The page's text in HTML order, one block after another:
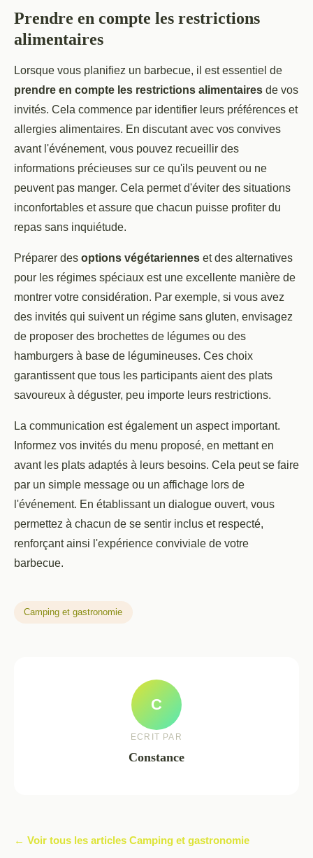
Prendre en compte les restrictions
alimentaires
Lorsque vous planifiez un barbecue, il est essentiel de
prendre en compte les restrictions alimentaires de vos
invités. Cela commence par identifier leurs préférences et
allergies alimentaires. En discutant avec vos convives
avant l'événement, vous pouvez recueillir des
informations précieuses sur ce qu'ils peuvent ou ne
peuvent pas manger. Cela permet d'éviter des situations
inconfortables et assure que chacun puisse profiter du
repas sans inquiétude.
Préparer des options végétariennes et des alternatives
pour les régimes spéciaux est une excellente manière de
montrer votre considération. Par exemple, si vous avez
des invités qui suivent un régime sans gluten, envisagez
de proposer des brochettes de légumes ou des
hamburgers à base de légumineuses. Ces choix
garantissent que tous les participants aient des plats
savoureux à déguster, peu importe leurs restrictions.
La communication est également un aspect important.
Informez vos invités du menu proposé, en mettant en
avant les plats adaptés à leurs besoins. Cela peut se faire
par un simple message ou un affichage lors de
l'événement. En établissant un dialogue ouvert, vous
permettez à chacun de se sentir inclus et respecté,
renforçant ainsi l'expérience conviviale de votre
barbecue.
Camping et gastronomie
C
ECRIT PAR
Constance
← Voir tous les articles Camping et gastronomie